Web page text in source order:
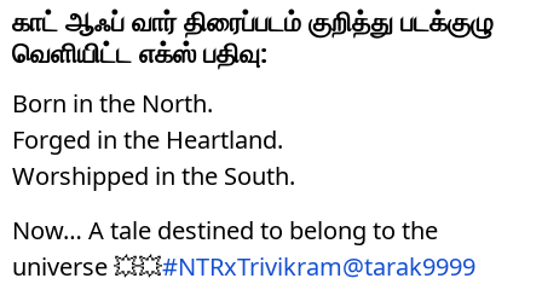
காட் ஆஃப் வார் திரைப்படம் குறித்து படக்குழு
வெளியிட்ட எக்ஸ் பதிவு:
Born in the North.
Forged in the Heartland.
Worshipped in the South.
Now… A tale destined to belong to the
universe 💥💥#NTRxTrivikram@tarak9999